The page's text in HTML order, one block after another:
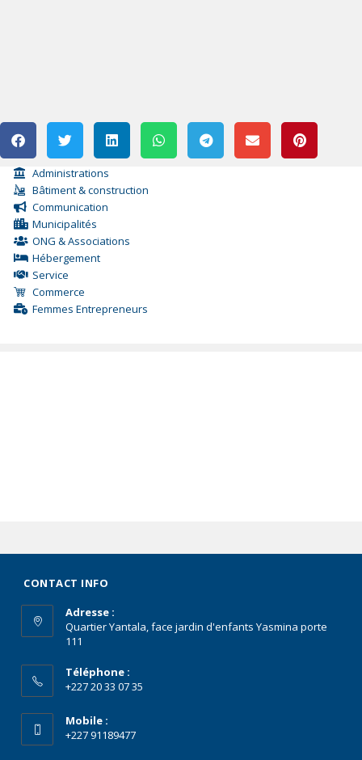
Administrations
Bâtiment & construction
Communication
Municipalités
ONG & Associations
Hébergement
Service
Commerce
Femmes Entrepreneurs
CONTACT INFO
Adresse :
Quartier Yantala, face jardin d'enfants Yasmina porte
111
Téléphone :
+227 20 33 07 35
Mobile :
+227 91189477